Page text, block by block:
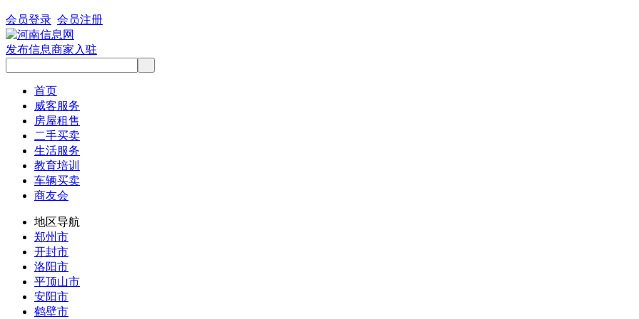
会员登录 会员注册
发布信息商家入驻
首页
威客服务
房屋租售
二手买卖
生活服务
教育培训
车辆买卖
商友会
地区导航
郑州市
开封市
洛阳市
平顶山市
安阳市
鹤壁市